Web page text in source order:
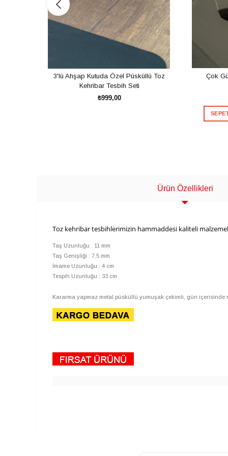
3'lü Ahşap Kutuda Özel Püsküllü Toz
Kehribar Tesbih Seti
₺999,00
Çok
Ürün Özellikleri
Toz kehribar tesbihlerimizin hammaddesi kaliteli
Taş Uzunluğu : 11 mm
Taş Genişliği : 7,5 mm
İmame Uzunluğu : 4 cm
Tespih Uzunluğu : 33 cm
Kararma yapmaz metal püsküllü yumuşak çekimli, gün içerisinde